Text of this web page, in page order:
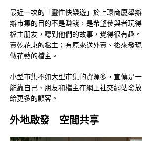
最近一次的「靈性快樂遊」於上環商廈舉
辦市集的目的不是賺錢，是希望參與者玩
檔主朋友，聽到他們的故事，覺得很有趣
賣乾花束的檔主；有原來送外賣、後來發
做花藝的檔主。
小型市集不如大型市集的資源多，宣傳是
能靠自己、朋友和檔主在網上社交網站發
給更多的顧客。
外地啟發 空間共享